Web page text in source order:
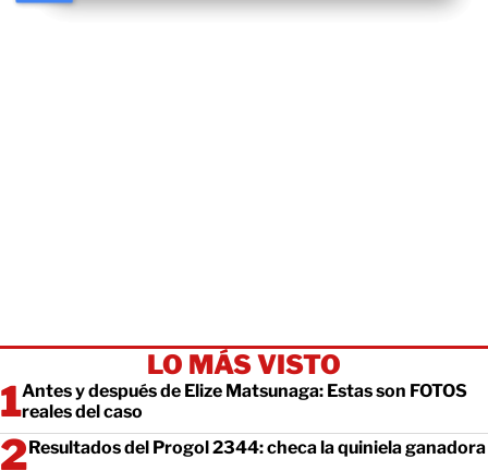
LO MÁS VISTO
Antes y después de Elize Matsunaga: Estas son FOTOS
reales del caso
Resultados del Progol 2344: checa la quiniela ganadora